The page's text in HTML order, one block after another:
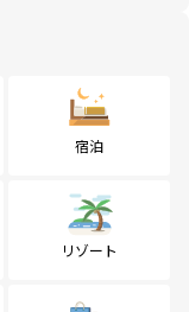
宿泊
リゾート